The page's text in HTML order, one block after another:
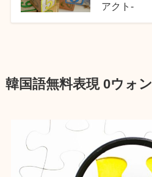
アクト-
韓国語無料表現 0ウォン